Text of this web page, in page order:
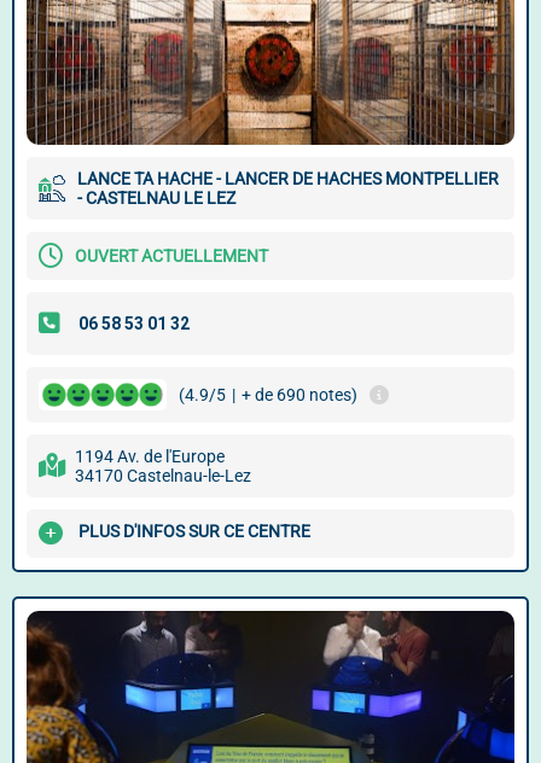
LANCE TA HACHE - LANCER DE HACHES MONTPELLIER
- CASTELNAU LE LEZ
OUVERT ACTUELLEMENT
(4.9/5 | + de 690 notes)
1194 Av. de l'Europe
34170 Castelnau-le-Lez
PLUS D'INFOS SUR CE CENTRE